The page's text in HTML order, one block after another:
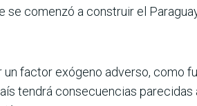
se comenzó a construir el
factor exógeno adverso, como
tendrá consecuencias